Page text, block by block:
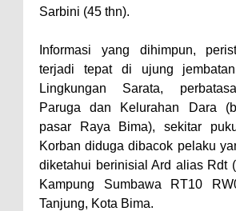
Pembangunan
Pastikan
Berjalan
"Polisi Peduli"
Polres Bima
Atasi Krisis Air
Wali Kota Bima
Sarbini (45 thn).
Informasi yang dihimpun,
terjadi tepat di ujung
Lingkungan Sarata,
Paruga dan Kelurahan Dara
pasar Raya Bima), sekitar
Korban diduga dibacok pelaku
diketahui berinisial Ard alias Rdt
Kampung Sumbawa RT10
Tanjung, Kota Bima.